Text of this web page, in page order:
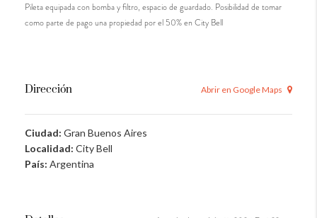
Pileta equipada con bomba y filtro, espacio de guardado. Posibilidad de tomar
como parte de pago una propiedad por el 50% en City Bell
Dirección Abrir en Google Maps
Ciudad: Gran Buenos Aires
Localidad: City Bell
País: Argentina